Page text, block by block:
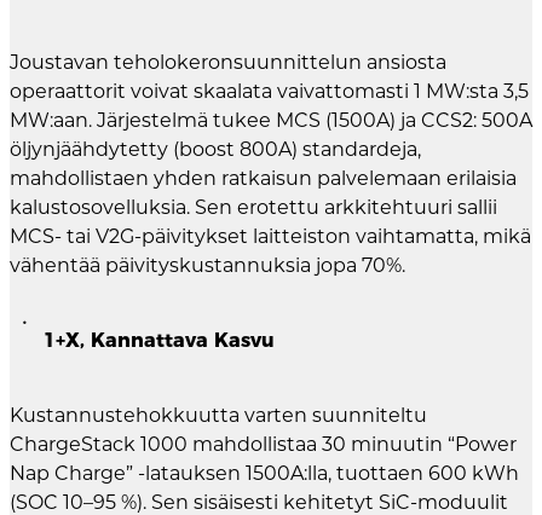
Joustavan teholokeronsuunnittelun ansiosta
operaattorit voivat skaalata vaivattomasti 1 MW:sta 3,5
MW:aan. Järjestelmä tukee MCS (1500A) ja CCS2: 500A
öljynjäähdytetty (boost 800A) standardeja,
mahdollistaen yhden ratkaisun palvelemaan erilaisia
kalustosovelluksia. Sen erotettu arkkitehtuuri sallii
MCS- tai V2G-päivitykset laitteiston vaihtamatta, mikä
vähentää päivityskustannuksia jopa 70%.
1+X, Kannattava Kasvu
Kustannustehokkuutta varten suunniteltu
ChargeStack 1000 mahdollistaa 30 minuutin “Power
Nap Charge” -latauksen 1500A:lla, tuottaen 600 kWh
(SOC 10–95 %). Sen sisäisesti kehitetyt SiC-moduulit